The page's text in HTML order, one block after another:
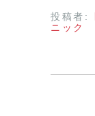
投稿者:
ニック